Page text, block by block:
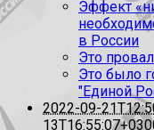
Эффект
в России
Это
Это было
"Единой
2022-09-